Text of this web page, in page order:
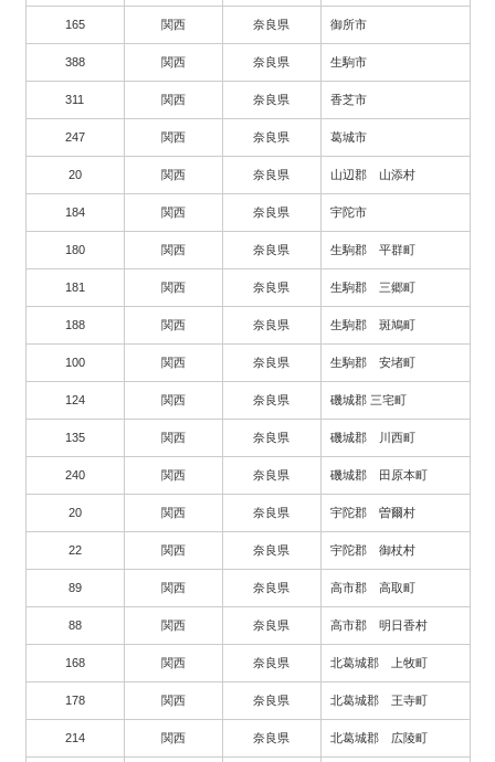
165 関西 奈良県 御所市
388 関西 奈良県 生駒市
311 関西 奈良県 香芝市
247 関西 奈良県 葛城市
20 関西 奈良県 山辺郡 山添村
184 関西 奈良県 宇陀市
180 関西 奈良県 生駒郡 平群町
181 関西 奈良県 生駒郡 三郷町
188 関西 奈良県 生駒郡 斑鳩町
100 関西 奈良県 生駒郡 安堵町
124 関西 奈良県 磯城郡 三宅町
135 関西 奈良県 磯城郡 川西町
240 関西 奈良県 磯城郡 田原本町
20 関西 奈良県 宇陀郡 曽爾村
22 関西 奈良県 宇陀郡 御杖村
89 関西 奈良県 高市郡 高取町
88 関西 奈良県 高市郡 明日香村
168 関西 奈良県 北葛城郡 上牧町
178 関西 奈良県 北葛城郡 王寺町
214 関西 奈良県 北葛城郡 広陵町